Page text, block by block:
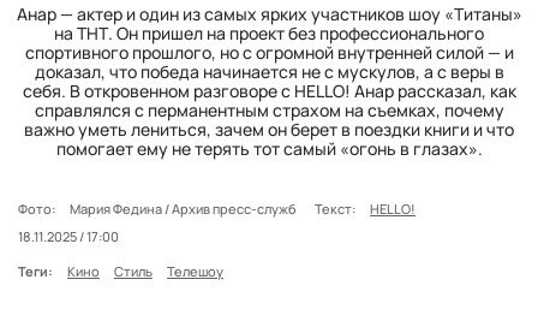
Анар — актер и один из самых ярких участников шоу «Титаны»
на ТНТ. Он пришел на проект без профессионального
спортивного прошлого, но с огромной внутренней силой — и
доказал, что победа начинается не с мускулов, а с веры в
себя. В откровенном разговоре с HELLO! Анар рассказал, как
справлялся с перманентным страхом на съемках, почему
важно уметь лениться, зачем он берет в поездки книги и что
помогает ему не терять тот самый «огонь в глазах».
Фото: Мария Федина / Архив пресс-служб Текст:
HELLO!
18.11.2025 / 17:00
Теги:
Кино Стиль Телешоу